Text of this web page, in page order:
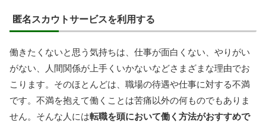
匿名スカウトサービスを利用する
働きたくないと思う気持ちは、仕事が面白くない、やりがい
がない、人間関係が上手くいかないなどさまざまな理由でお
こります。そのほとんどは、職場の待遇や仕事に対する不満
です。不満を抱えて働くことは苦痛以外の何ものでもありま
せん。そんな人には転職を頭において働く方法がおすすめで